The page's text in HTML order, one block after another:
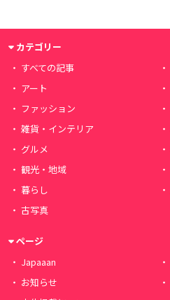
カテゴリー
すべての記事
アート
ファッション
雑貨・インテリア
グルメ
観光・地域
暮らし
古写真
ページ
Japaaan
お知らせ